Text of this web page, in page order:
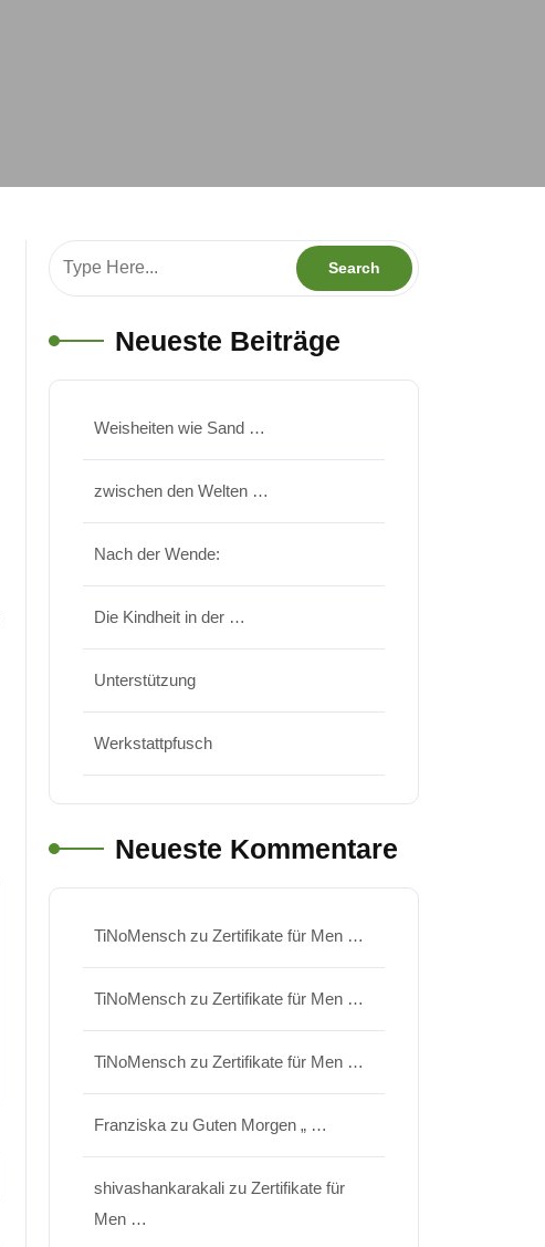
Neueste Beiträge
Weisheiten wie Sand …
zwischen den Welten …
Nach der Wende:
Die Kindheit in der …
Unterstützung
Werkstattpfusch
Neueste Kommentare
TiNoMensch zu Zertifikate für Men …
TiNoMensch zu Zertifikate für Men …
TiNoMensch zu Zertifikate für Men …
Franziska zu Guten Morgen „ …
shivashankarakali zu Zertifikate für
Men …